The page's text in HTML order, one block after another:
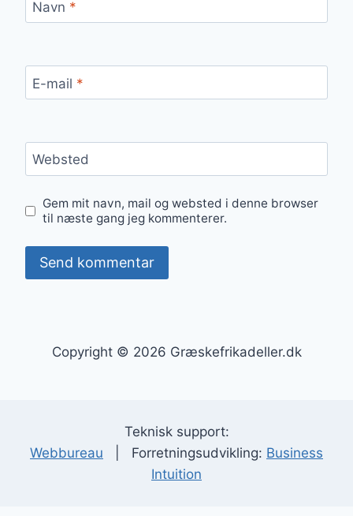
Navn *
E-mail *
Websted
Gem mit navn, mail og websted i denne browser
til næste gang jeg kommenterer.
Copyright © 2026 Græskefrikadeller.dk
Teknisk support:
Webbureau | Forretningsudvikling: Business
Intuition